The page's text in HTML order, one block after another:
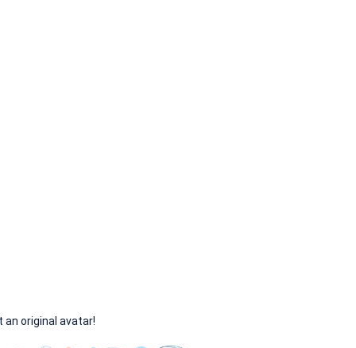
an original avatar!